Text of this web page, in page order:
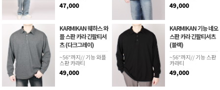
47,000 49,000
KARMIKAN 웨하스 와
플 스판 카라 긴팔티셔
츠 (다크그레이)
~56"까지// 기능 와플
스판 카라티
49,000
KARMIKAN 기능 네오
스판 카라 긴팔티셔츠
(블랙)
~56"까지// 기능 스판
카라티
49,000